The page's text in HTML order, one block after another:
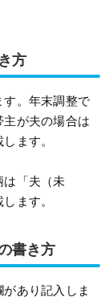
方
。年末調整で
が夫の場合は
ます。
は「夫（未
ます。
書き方
あり記入しま